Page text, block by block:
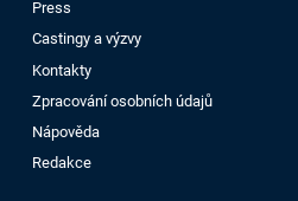
Press
Castingy a výzvy
Kontakty
Zpracování osobních údajů
Nápověda
Redakce